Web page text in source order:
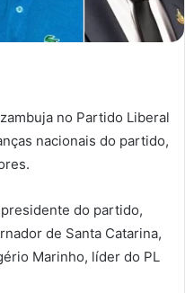
no Partido Liberal
nacionais do partido,
do partido,
de Santa Catarina,
Marinho, líder do PL